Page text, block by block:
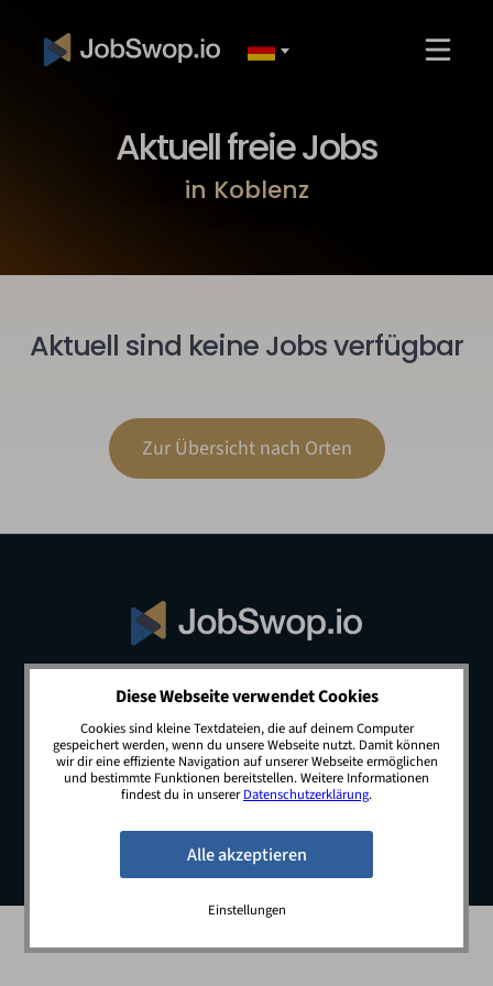
Aktuell freie Jobs
in Koblenz
Aktuell sind keine Jobs verfügbar
Zur Übersicht nach Orten
© 2026 JobSwop.io · All rights reserved.
Blog Jobs Newsletter
Kontakt
Preise
Impressum Datenschutz
Diese Webseite verwendet Cookies
Cookies sind kleine Textdateien, die auf deinem Computer
gespeichert werden, wenn du unsere Webseite nutzt. Damit können
wir dir eine effiziente Navigation auf unserer Webseite ermöglichen
und bestimmte Funktionen bereitstellen. Weitere Informationen
findest du in unsererDatenschutzerklärung.
Einstellungen